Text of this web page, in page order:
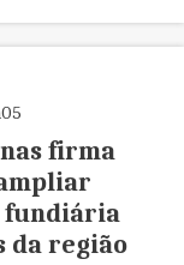
firma
fundiária
da região